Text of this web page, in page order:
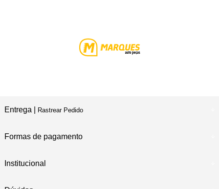
Entrega | Rastrear Pedido
Formas de pagamento
Institucional